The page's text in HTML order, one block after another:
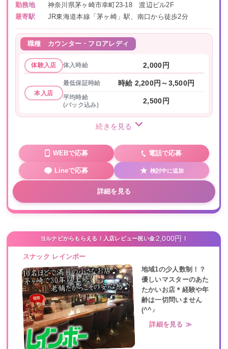
勤務地
神奈川県茅ヶ崎市幸町23-18 渡辺ビル2F
最寄駅
JR東海道本線「茅ヶ崎」駅、南口から徒歩2分
職種 カウンター・フロアレディ
体験入店 体入時給 2,000円
本入店
最低保証時給 時給 2,200円～3,500円
平均時給
(バック込み)
2,500円
続きを見る
WEBで応募 電話で応募
Lineで応募 検討中に追加
詳細を見る
ヨルナビからもらえる！入店レビュー祝い金 2,000円 ！
スナック レインボー
地域1の少人数制！？
優しいマスターのあた
たかいお店＊経験や年
齢は一切問いません
(^^♪
詳細を見る ≫